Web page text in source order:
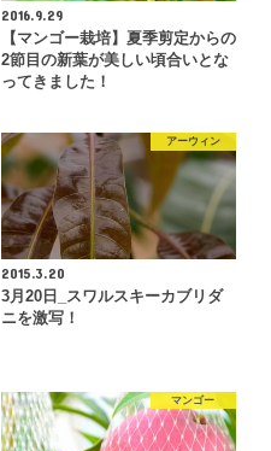
2016.9.29
【マンゴー栽培】夏季剪定からの
2節目の新葉が美しい頃合いとな
ってきました！
アーウィン
2015.3.20
3月20日_スワルスキーカブリダ
ニを激写！
マンゴー